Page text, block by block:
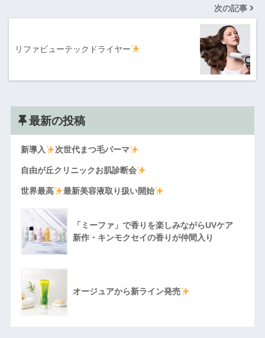
次の記事
リファビューテックドライヤー
最新の投稿
新導入 次世代まつ毛パーマ
自由が丘クリニックお肌診断会
世界最高 最新美容液取り扱い開始
「ミーファ」で香りを楽しみながらUVケア
新作・キンモクセイの香りが仲間入り
オージュアから新ライン発売